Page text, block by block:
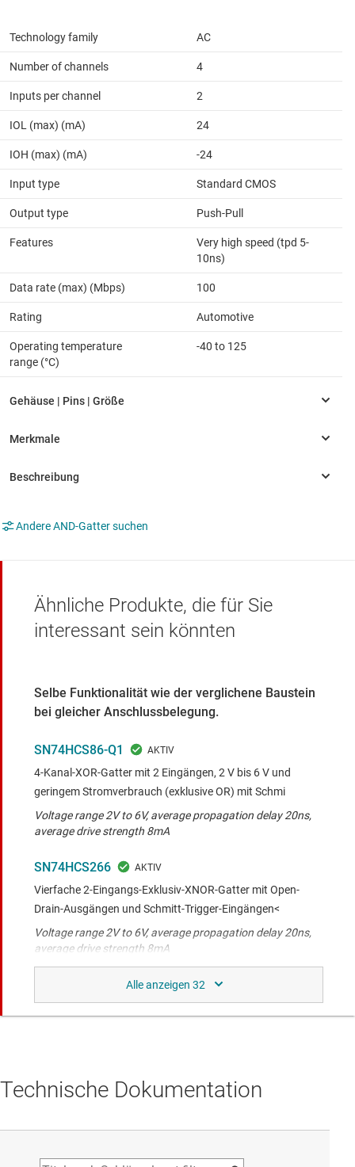
Technology family AC
Number of channels 4
Inputs per channel 2
IOL (max) (mA) 24
IOH (max) (mA) -24
Input type Standard CMOS
Output type Push-Pull
Features
Very high speed (tpd 5-
10ns)
Data rate (max) (Mbps) 100
Rating Automotive
Operating temperature
range (°C)
-40 to 125
Andere AND-Gatter suchen
Ähnliche Produkte, die für Sie
interessant sein könnten
Selbe Funktionalität wie der verglichene Baustein
bei gleicher Anschlussbelegung.
SN74HCS86-Q1
4-Kanal-XOR-Gatter mit 2 Eingängen, 2 V bis 6 V und
geringem Stromverbrauch (exklusive OR) mit Schmi
Voltage range 2V to 6V, average propagation delay 20ns,
average drive strength 8mA
SN74HCS266
Vierfache 2-Eingangs-Exklusiv-XNOR-Gatter mit Open-
Drain-Ausgängen und Schmitt-Trigger-Eingängen<
Voltage range 2V to 6V, average propagation delay 20ns,
average drive strength 8mA
SN74HCS7002-Q1
4-K.-NOR-Gatter, 2 Eingänge, 2 V bis 6 V, geringe
SN74HCS7002
Technische Dokumentation